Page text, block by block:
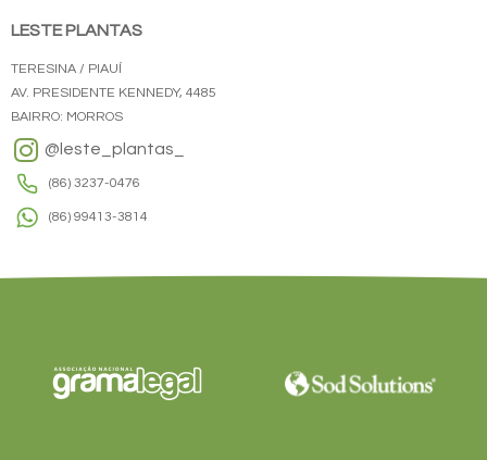
LESTE PLANTAS
TERESINA / PIAUÍ
AV. PRESIDENTE KENNEDY, 4485
BAIRRO: MORROS
@leste_plantas_
(86) 3237-0476
(86) 99413-3814